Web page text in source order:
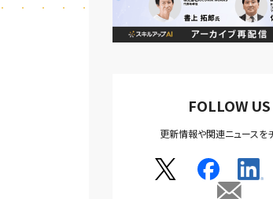
FOLLOW US
更新情報や関連ニュースを